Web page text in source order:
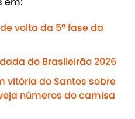
volta da 5ª fase da
do Brasileirão 2026
vitória do Santos sobre
números do camisa